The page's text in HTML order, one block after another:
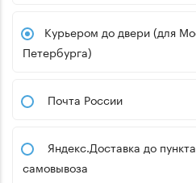
Курьером до двери (для Москвы и Санкт-
Петербурга)
Почта России
Яндекс.Доставка до пункта
самовывоза